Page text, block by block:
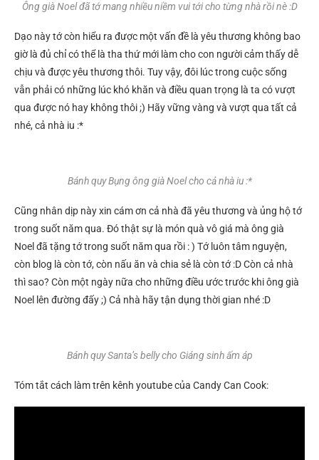
Ông già Noel đã tớ mang nhiều niềm vui tới cho từng nhà rồi nè :D
Dạo này tớ còn hiểu ra được một vấn đề là yêu thương không bao
giờ là đủ chỉ có thể là tha thứ mới làm cho con người cảm thấy dễ
chịu và được yêu thương thôi. Tuy vậy, đôi lúc trong cuộc sống
vẫn phải có những lúc khó khăn và điều quan trọng là ta có vượt
qua được nó hay không thôi ;) Hãy vững vàng và vượt qua tất cả
nhé, cả nhà iu :*
Bánh quy Bụng ông già Noel cho cả nhà iu :*
Cũng nhân dịp này xin cám ơn cả nhà đã yêu thương và ủng hộ tớ
trong suốt năm qua. Đó thật sự là món quà vô giá mà ông già
Noel đã tặng tớ trong suốt năm qua rồi : ) Tớ luôn tâm nguyện,
còn blog là còn tớ, còn nấu ăn và chia sẻ là còn tớ :D Còn cả nhà
thì sao? Còn một ngày nữa cho những điều ước trước khi ông già
Noel lên đường đấy ;) Cả nhà hãy tận dụng thời gian nhé :D
Bánh quy Santa’s belly cho Giáng sinh ấm áp
Tóm tắt cách làm trên kênh youtube của Candy Can Cook: